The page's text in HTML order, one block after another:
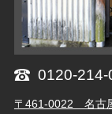
0120-214-
〒461-0022 名古